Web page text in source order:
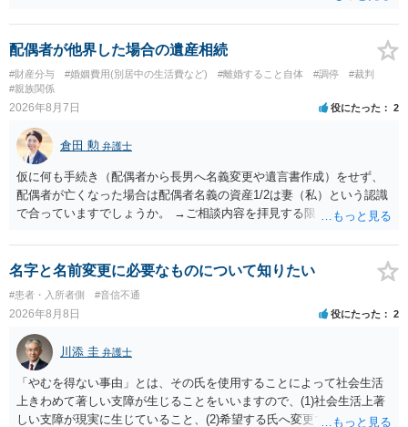
来なかった事情の変更により双方協議の上増減出来る」と「通知義務
に勤務先」が含まれているので、私に収入が入った事は相手に通知が
行く事になり、上記のような文言が無くても養育費の見直しは適宜出
来るかと思うのですが違うのでしょうか？との点はそのとおりかと思
います。養育費は事情の変更があった場合に変更するので毎年見直す
配偶者が他界した場合の遺産相続
#財産分与 #婚姻費用(別居中の生活費など) #離婚すること自体 #調停
#裁判
#親族関係
2026年8月7日 役にたった 2
倉田 勲 弁護士
仮に何も手続き（配偶者から長男へ名義変更や遺言書作成）をせず、
配偶者が亡くなった場合は配偶者名義の資産1/2は妻（私）という認識
で合っていますでしょうか。 →ご相談内容を拝見する限りでは、その
完全に所有する場合は、他の相続人に対して自宅の評価額の１/２の代
償金の支払いが必要になります。
名字と名前変更に必要なものについて知りたい
#患者・入所者側 #音信不通
2026年8月8日 役にたった 2
川添 圭 弁護士
「やむを得ない事由」とは、その氏を使用することによって社会生活
上きわめて著しい支障が生じることをいいますので、(1)社会生活上著
しい支障が現実に生じていること、(2)希望する氏へ変更できればその